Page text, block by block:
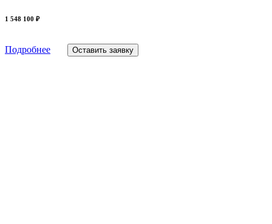
1 548 100 ₽
Подробнее Оставить заявку